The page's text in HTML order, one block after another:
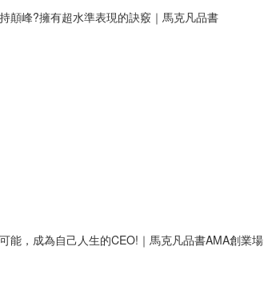
顛峰?擁有超水準表現的訣竅｜馬克凡品書
能，成為自己人生的CEO!｜馬克凡品書AMA創業場